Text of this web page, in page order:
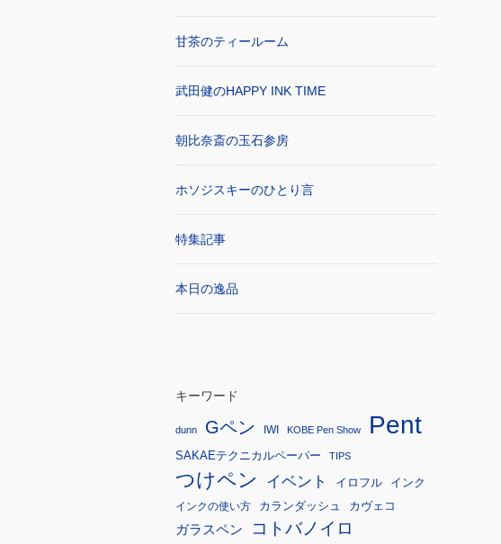
甘茶のティールーム
武田健のHAPPY INK TIME
朝比奈斎の玉石参房
ホソジスキーのひとり言
特集記事
本日の逸品
キーワード
dunn Gペン IWI KOBE Pen Show Pent
SAKAEテクニカルペーパー TIPS
つけペン イベント イロフル インク
インクの使い方 カランダッシュ カヴェコ
ガラスペン コトバノイロ